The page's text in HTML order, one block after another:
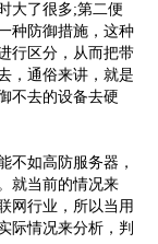
大了很多;第二便
种防御措施，这种
行区分，从而把带
，通俗来讲，就是
不去的设备去硬
不如高防服务器，
就当前的情况来
网行业，所以当用
际情况来分析，判